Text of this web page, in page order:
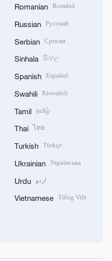
Romanian Română
Russian Русский
Serbian Српски
Sinhala සිංහල
Spanish Español
Swahili Kiswahili
Tamil தமிழ்
Thai ไทย
Turkish Türkçe
Ukrainian Українська
Urdu اردو
Vietnamese Tiếng Việt